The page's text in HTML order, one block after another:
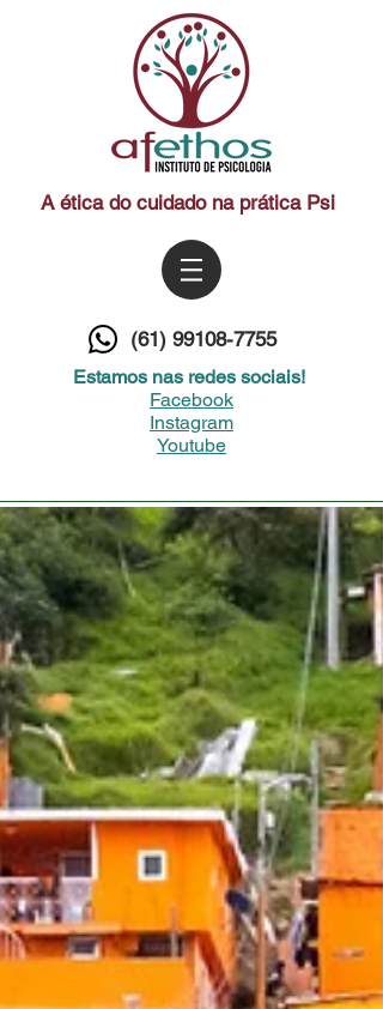
A ética do cuidado na prática Psi
(61) 99108-7755
Estamos nas redes sociais!
Facebook
Instagram
Youtube